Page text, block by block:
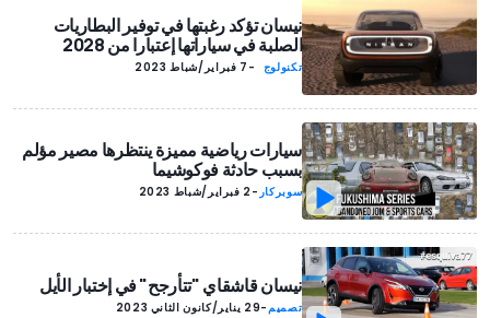
نيسان تؤكد رغبتها في توفير البطاريات
الصلبة في سياراتها إعتبارا من 2028
تكنولوج
يا
- 7 فبراير/شباط 2023
سيارات رياضية مميزة ينتظرها مصير مؤلم
بسبب حادثة فوكوشيما
سوبركار -2 فبراير/شباط 2023
نيسان قاشقاي "تتأرجح" في إختبار الأيل
تصميم-29 يناير/كانون الثاني 2023